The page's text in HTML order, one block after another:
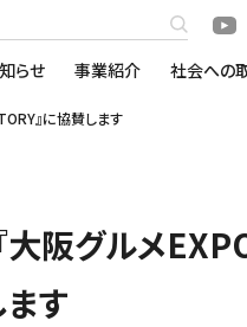
らせ 事業紹介 社会への
』に協賛します
大阪グルメ
す